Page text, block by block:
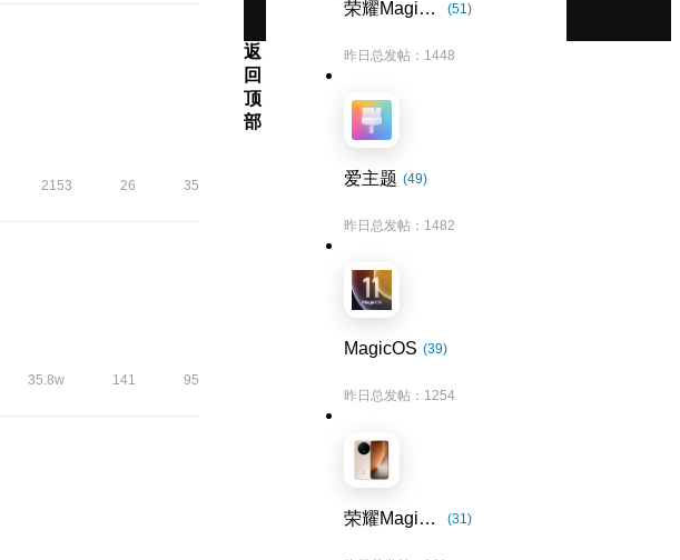
2153 26 35
35.8w 141 95
荣耀Magic7系列 (51)
昨日总发帖：1448
爱主题 (49)
昨日总发帖：1482
MagicOS (39)
昨日总发帖：1254
荣耀Magic8系列 (31)
返
回
顶
部